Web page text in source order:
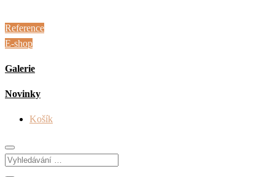
Reference
E-shop
Galerie
Novinky
Košík